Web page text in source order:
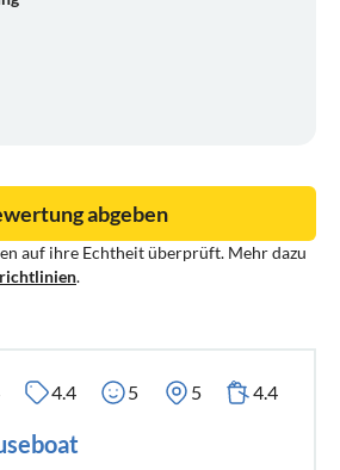
auf ihre Echtheit überprüft. Mehr dazu
.
abgeben
4.4 5 5 4.4